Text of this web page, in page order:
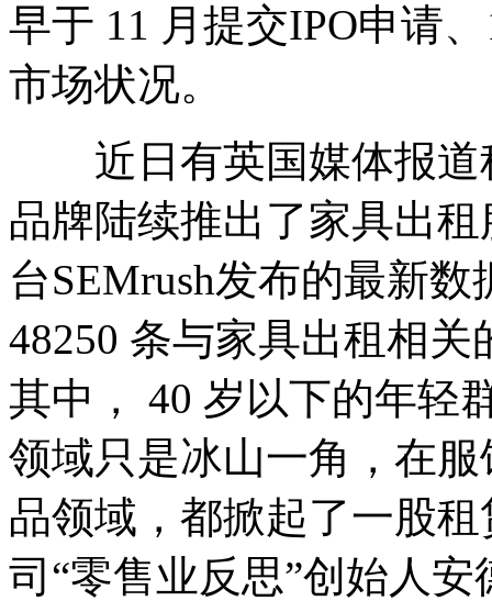
早于 11 月提交IPO申请
市场状况。
近日有英国媒体报道
品牌陆续推出了家具出
台SEMrush发布的最新
48250 条与家具出租相
其中， 40 岁以下的年轻
领域只是冰山一角，在
品领域，都掀起了一股
司“零售业反思”创始人